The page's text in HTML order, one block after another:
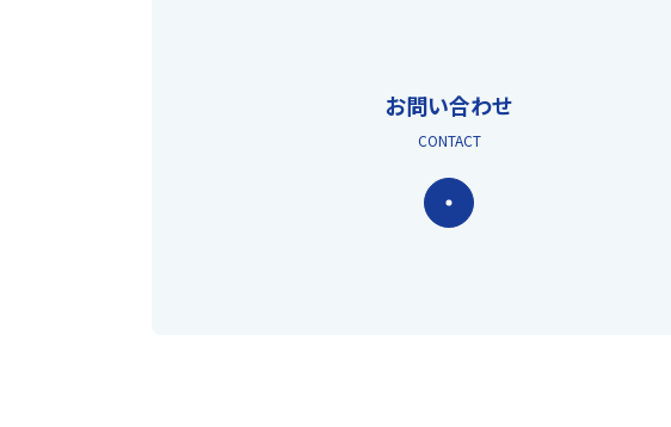
お問い合わせ
CONTACT